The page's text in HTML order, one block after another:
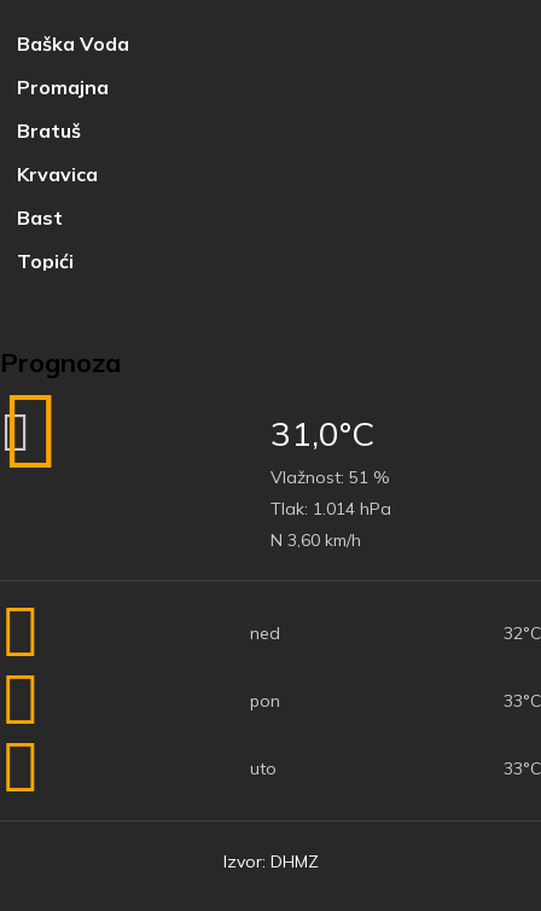
Baška Voda
Promajna
Bratuš
Krvavica
Bast
Topići
Prognoza
31,0°C
Vlažnost: 51 %
Tlak: 1.014 hPa
N 3,60 km/h
ned 32°C
pon 33°C
uto 33°C
Izvor: DHMZ